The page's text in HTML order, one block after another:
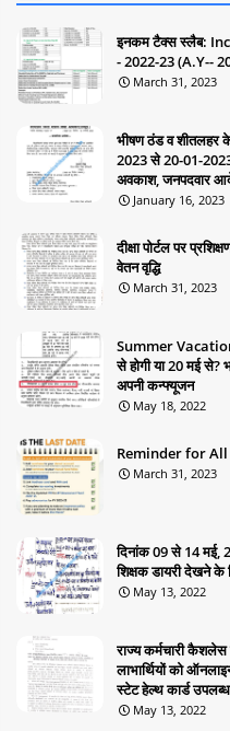
इनकम टैक्स स्लैब:
- 2022-23 (A.Y--
March 31, 2023
भीषण ठंड व शीतलहर
2023 से 20-01-
अवकाश, जनपदवार
January 16, 2023
दीक्षा पोर्टल पर
वेतन वृद्धि
March 31, 2023
Summer
से होगी या 20 मई से?
अपनी कन्फ्यूजन
May 18, 2022
Reminder for
March 31, 2023
दिनांक 09 से 14 मई,
शिक्षक डायरी देखने
May 13, 2022
राज्य कर्मचारी कैशलेस
लाभार्थियों को
स्टेट हेल्थ कार्ड
May 13, 2022